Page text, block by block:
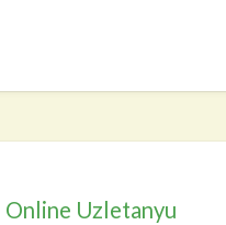
Online Uzletanyu